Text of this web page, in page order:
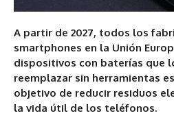
A partir de 2027, todos los
smartphones en la Unión
dispositivos con baterías que
reemplazar sin herramientas
objetivo de reducir residuos
la vida útil de los teléfonos.